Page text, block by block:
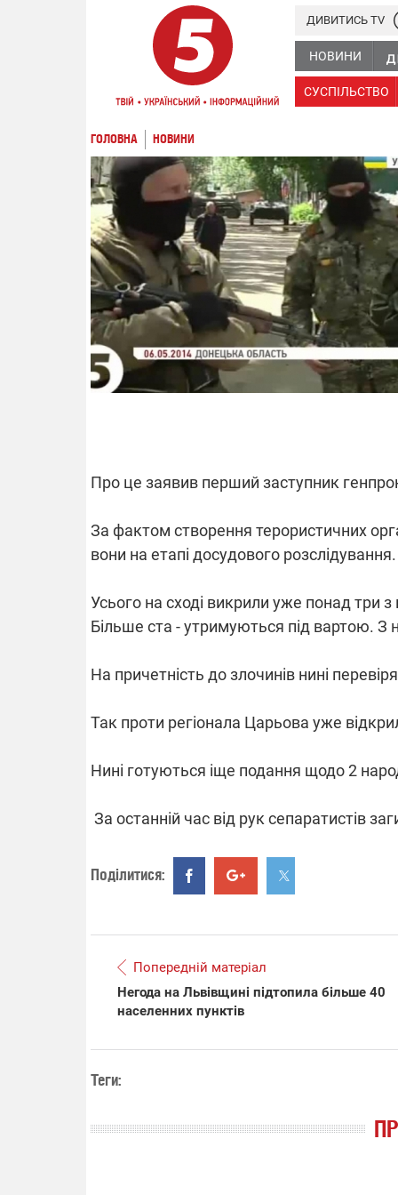
НОВИНИ
СУСПІЛЬСТВО
ДИВИТИСЬ TV
ГОЛОВНА НОВИНИ
Про це заявив перший заступник
За фактом створення терористичних
вони на етапі досудового розслідування.
Усього на сході викрили уже понад три
Більше ста - утримуються під вартою. З
На причетність до злочинів нині
Так проти регіонала Царьова уже
Нині готуються іще подання щодо 2
За останній час від рук сепаратистів
Поділитися:
Попередній матеріал
Негода на Львівщині підтопила більше 40
населенних пунктів
Теги: